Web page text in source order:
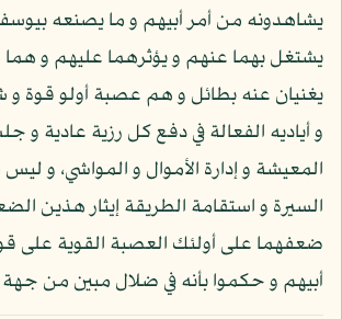
يشاهدونه من أمر أبيهم و ما يصنعه
يشتغل بهما عنهم و يؤثرهما عليهم و
يغنيان عنه بطائل و هم عصبة أولو قوة و
و أياديه الفعالة في دفع كل رزية عادية و
المعيشة و إدارة الأموال و المواشي، و
السيرة و استقامة الطريقة إيثار هذين
ضعفهما على أولئك العصبة القوية على
أبيهم و حكموا بأنه في ضلال مبين من